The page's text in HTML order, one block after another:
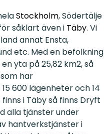
Stockholm, Södertälje
såklart även i Täby. Vi
annat Ensta,
etc. Med en befolkning
yta på 25,82 km2, så
har
600 lägenheter och 14
i Täby så finns Dryft
alla tjänster under
hantverkstjänster i